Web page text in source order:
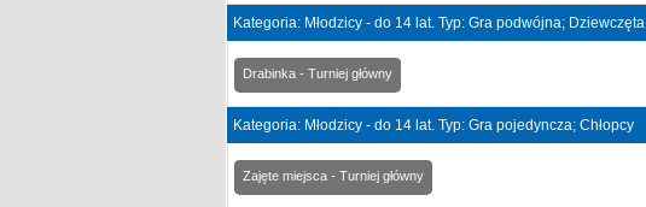
Kategoria: Młodzicy - do 14 lat. Typ: Gra podwójna; Dziewczęta
Drabinka - Turniej główny
Kategoria: Młodzicy - do 14 lat. Typ: Gra pojedyncza; Chłopcy
Zajęte miejsca - Turniej główny